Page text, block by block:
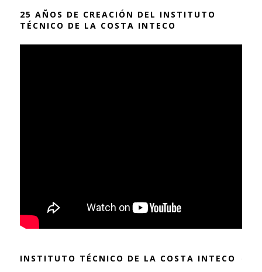
25 AÑOS DE CREACIÓN DEL INSTITUTO
TÉCNICO DE LA COSTA INTECO
INSTITUTO TÉCNICO DE LA COSTA INTECO